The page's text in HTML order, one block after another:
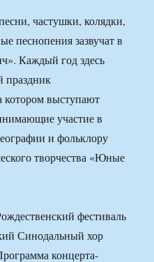
частушки, колядки,
песнопения зазвучат в
Каждый год здесь
праздник
котором выступают
участие в
и фольклору
творчества «Юные
фестиваль
Синодальный хор
концерта-